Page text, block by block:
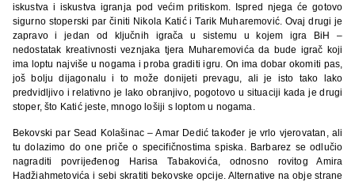
iskustva i iskustva igranja pod većim pritiskom. Ispred njega će gotovo
sigurno stoperski par činiti Nikola Katić i Tarik Muharemović. Ovaj drugi je
zapravo i jedan od ključnih igrača u sistemu u kojem igra BiH –
nedostatak kreativnosti veznjaka tjera Muharemovića da bude igrač koji
ima loptu najviše u nogama i proba graditi igru. On ima dobar okomiti pas,
još bolju dijagonalu i to može donijeti prevagu, ali je isto tako lako
predvidljivo i relativno je lako obranjivo, pogotovo u situaciji kada je drugi
stoper, što Katić jeste, mnogo lošiji s loptom u nogama.
Bekovski par Sead Kolašinac – Amar Dedić također je vrlo vjerovatan, ali
tu dolazimo do one priče o specifičnostima spiska. Barbarez se odlučio
nagraditi povrijeđenog Harisa Tabakovića, odnosno rovitog Amira
Hadžiahmetovića i sebi skratiti bekovske opcije. Alternative na obje strane